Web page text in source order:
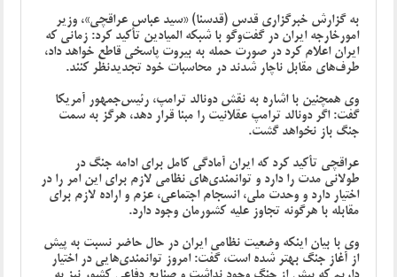
به گزارش خبرگزاری قدس (قدسنا) «سید عباس عراقچی»، وزیر
امورخارجه ایران در گفت‌وگو با شبکه المیادین تأکید کرد: زمانی که
ایران اعلام کرد در صورت حمله به بیروت پاسخی قاطع خواهد داد،
طرف‌های مقابل ناچار شدند در محاسبات خود تجدیدنظر کنند.
وی همچنین با اشاره به نقش دونالد ترامپ، رئیس‌جمهور آمریکا
گفت: اگر دونالد ترامپ عقلانیت را مبنا قرار دهد، هرگز به سمت
جنگ باز نخواهد گشت.
عراقچی تأکید کرد که ایران آمادگی کامل برای ادامه جنگ در
طولانی مدت را دارد و توانمندی‌های نظامی لازم برای این امر را در
اختیار دارد و وحدت ملی، انسجام اجتماعی، عزم و اراده لازم برای
مقابله با هرگونه تجاوز علیه کشورمان وجود دارد.
وی با بیان اینکه وضعیت نظامی ایران در حال حاضر نسبت به پیش
از آغاز جنگ بهتر شده است، گفت: امروز توانمندی‌هایی در اختیار